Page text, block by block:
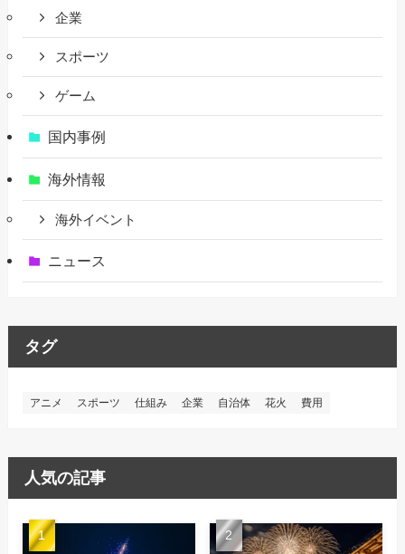
企業
スポーツ
ゲーム
国内事例
海外情報
海外イベント
ニュース
タグ
アニメ スポーツ 仕組み 企業 自治体 花火 費用
人気の記事